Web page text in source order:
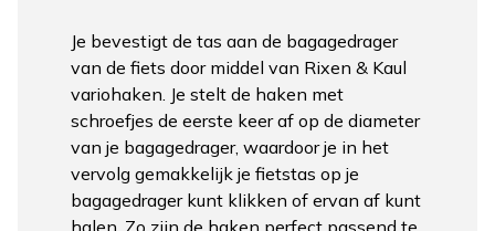
Je bevestigt de tas aan de bagagedrager
van de fiets door middel van Rixen & Kaul
variohaken. Je stelt de haken met
schroefjes de eerste keer af op de diameter
van je bagagedrager, waardoor je in het
vervolg gemakkelijk je fietstas op je
bagagedrager kunt klikken of ervan af kunt
halen. Zo zijn de haken perfect passend te